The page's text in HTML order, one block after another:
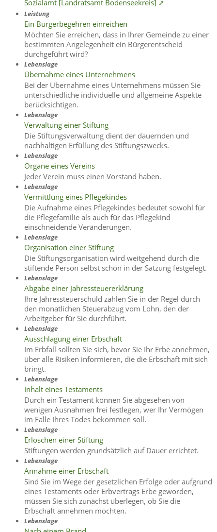
Sozialamt [Landratsamt Bodenseekreis] ➚
Leistung
Ein Bürgerbegehren einreichen
Möchten Sie erreichen, dass in Ihrer Gemeinde zu einer
bestimmten Angelegenheit ein Bürgerentscheid
durchgeführt wird?
Lebenslage
Übernahme eines Unternehmens
Bei der Übernahme eines Unternehmens müssen Sie
unterschiedliche individuelle und allgemeine Aspekte
berücksichtigen.
Lebenslage
Verwaltung einer Stiftung
Die Stiftungsverwaltung dient der dauernden und
nachhaltigen Erfüllung des Stiftungszwecks.
Lebenslage
Organe eines Vereins
Jeder Verein muss einen Vorstand haben.
Lebenslage
Vermittlung eines Pflegekindes
Die Aufnahme eines Pflegekindes bedeutet sowohl für
die Pflegefamilie als auch für das Pflegekind
einschneidende Veränderungen.
Lebenslage
Organisation einer Stiftung
Die Stiftungsorganisation wird weitgehend durch die
stiftende Person selbst schon in der Satzung festgelegt.
Lebenslage
Abgabe einer Jahressteuererklärung
Ihre Jahressteuerschuld zahlen Sie in der Regel durch
den monatlichen Steuerabzug vom Lohn, den der
Arbeitgeber für Sie durchführt.
Lebenslage
Ausschlagung einer Erbschaft
Im Erbfall sollten Sie sich, bevor Sie Ihr Erbe annehmen,
über alle Risiken informieren, die die Erbschaft mit sich
bringt.
Lebenslage
Inhalt eines Testaments
Durch ein Testament können Sie abgesehen von
wenigen Ausnahmen frei festlegen, wer Ihr Vermögen
im Falle Ihres Todes bekommen soll.
Lebenslage
Erlöschen einer Stiftung
Stiftungen werden grundsätzlich auf Dauer errichtet.
Lebenslage
Annahme einer Erbschaft
Sind Sie im Wege der gesetzlichen Erfolge oder aufgrund
eines Testaments oder Erbvertrags Erbe geworden,
müssen Sie sich zunächst überlegen, ob Sie die
Erbschaft annehmen möchten.
Lebenslage